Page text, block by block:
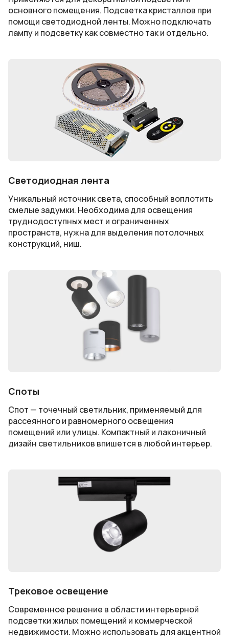
основного помещения. Подсветка кристаллов при
помощи светодиодной ленты. Можно подключать
лампу и подсветку как совместно так и отдельно.
Светодиодная лента
Уникальный источник света, способный воплотить
смелые задумки. Необходима для освещения
труднодоступных мест и ограниченных
пространств, нужна для выделения потолочных
конструкций, ниш.
Споты
Спот — точечный светильник, применяемый для
рассеянного и равномерного освещения
помещений или улицы. Компактный и лаконичный
дизайн светильников впишется в любой интерьер.
Трековое освещение
Современное решение в области интерьерной
подсветки жилых помещений и коммерческой
недвижимости. Можно использовать для акцентной